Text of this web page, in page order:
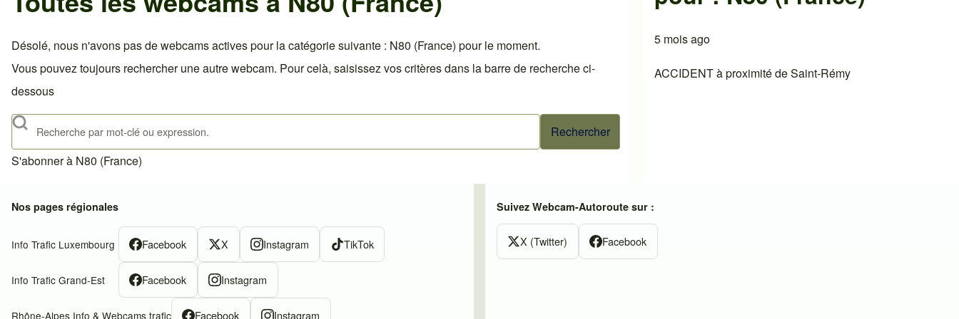
Désolé, nous n'avons pas de webcams actives pour la catégorie suivante : N80 (France) pour le moment.
Vous pouvez toujours rechercher une autre webcam. Pour celà, saisissez vos critères dans la barre de recherche ci-
dessous
Rechercher
S'abonner à N80 (France)
5 mois ago
ACCIDENT à proximité de Saint-Rémy
Nos pages régionales
Info Trafic Luxembourg Facebook X Instagram TikTok
Info Trafic Grand-Est Facebook Instagram
Rhône-Alpes Info & Webcams trafic Facebook Instagram
Suivez Webcam-Autoroute sur :
X (Twitter) Facebook